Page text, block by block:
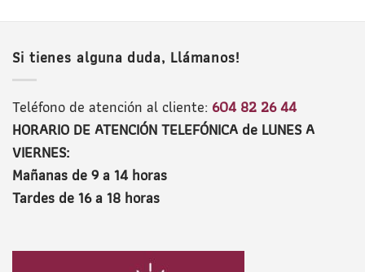
Si tienes alguna duda, Llámanos!
Teléfono de atención al cliente: 604 82 26 44
HORARIO DE ATENCIÓN TELEFÓNICA de LUNES A
VIERNES:
Mañanas de 9 a 14 horas
Tardes de 16 a 18 horas